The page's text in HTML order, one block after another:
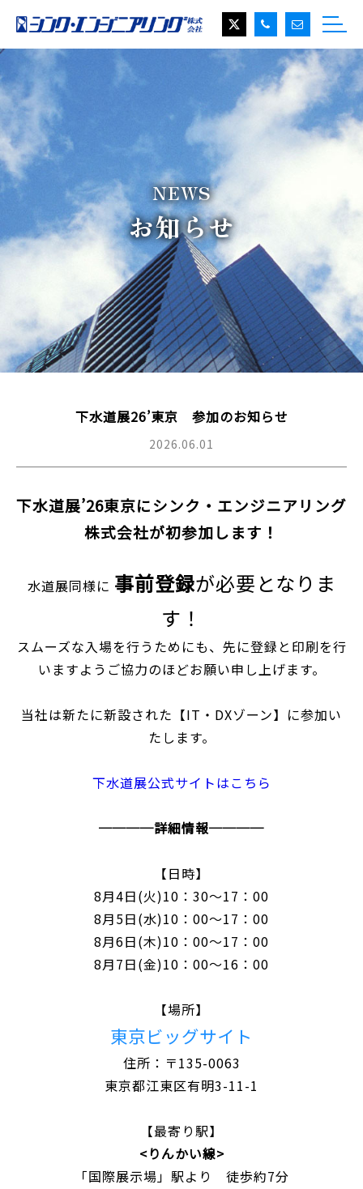
NEWS
お知らせ
下水道展26’東京 参加のお知らせ
2026.06.01
下水道展’26東京にシンク・エンジニアリング
株式会社が初参加します！
水道展同様に 事前登録が必要となりま
す！
スムーズな入場を行うためにも、先に登録と印刷を行
いますようご協力のほどお願い申し上げます。
当社は新たに新設された【IT・DXゾーン】に参加い
たします。
下水道展公式サイトはこちら
────詳細情報────
【日時】
8月4日(火)10：30～17：00
8月5日(水)10：00～17：00
8月6日(木)10：00～17：00
8月7日(金)10：00～16：00
【場所】
東京ビッグサイト
住所：〒135-0063
東京都江東区有明3-11-1
【最寄り駅】
<りんかい線>
「国際展示場」駅より 徒歩約7分